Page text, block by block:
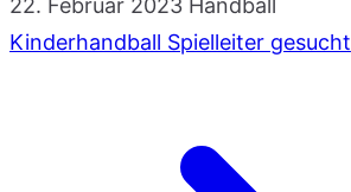
22. Februar 2023 Handball
Kinderhandball Spielleiter gesucht